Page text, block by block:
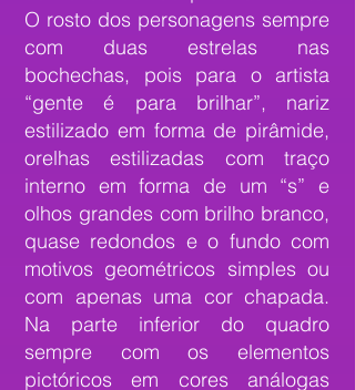
O rosto dos personagens sempre
com duas estrelas nas
bochechas, pois para o artista
“gente é para brilhar”, nariz
estilizado em forma de pirâmide,
orelhas estilizadas com traço
interno em forma de um “s” e
olhos grandes com brilho branco,
quase redondos e o fundo com
motivos geométricos simples ou
com apenas uma cor chapada.
Na parte inferior do quadro
sempre com os elementos
pictóricos em cores análogas